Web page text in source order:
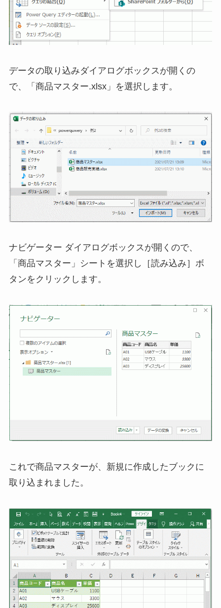
データの取り込みダイアログボックスが開くの
で、「商品マスター.xlsx」を選択します。
ナビゲーター ダイアログボックスが開くので、
「商品マスター」シートを選択し［読み込み］ボ
タンをクリックします。
これで商品マスターが、新規に作成したブックに
取り込まれました。